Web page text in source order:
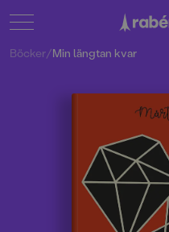
Böcker/Min längtan kvar